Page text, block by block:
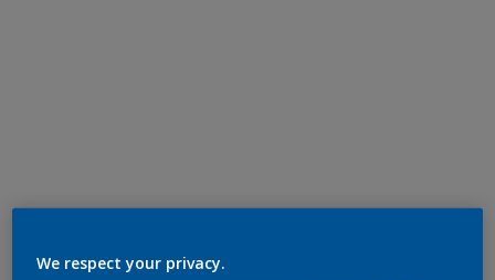
We respect your privacy.